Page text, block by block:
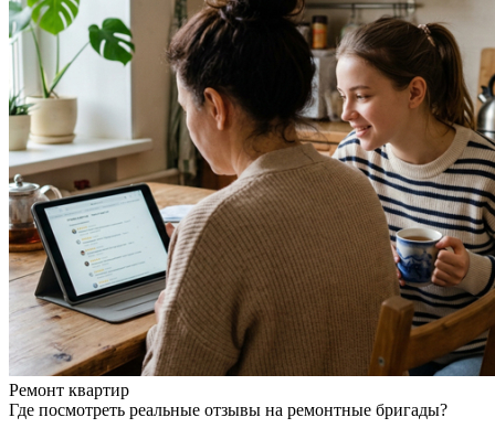
Ремонт квартир
Где посмотреть реальные отзывы на ремонтные бригады?